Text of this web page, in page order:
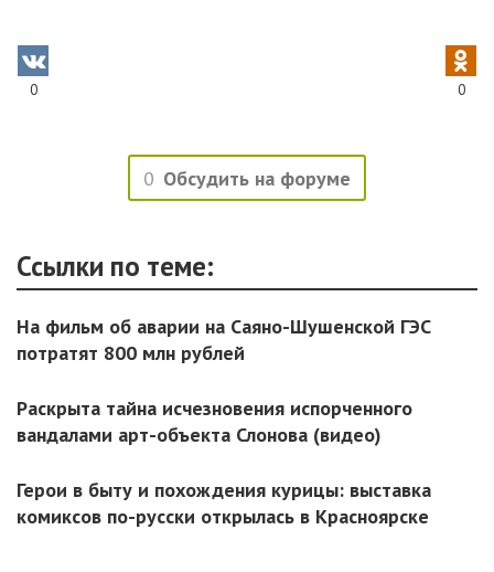
0 0
0 Обсудить на форуме
Ссылки по теме:
На фильм об аварии на Саяно-Шушенской ГЭС
потратят 800 млн рублей
Раскрыта тайна исчезновения испорченного
вандалами арт-объекта Слонова (видео)
Герои в быту и похождения курицы: выставка
комиксов по-русски открылась в Красноярске